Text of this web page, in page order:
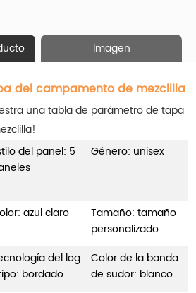
Imagen
del campamento de mezclilla
una tabla de parámetro de tapa
del panel: 5
Género: unisex
azul claro
Tamaño: tamaño
personalizado
del log
bordado
Color de la banda
de sudor: blanco